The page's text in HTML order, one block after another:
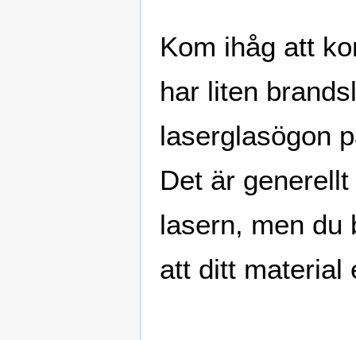
Kom ihåg att
har liten
laserglasögon
Det är
lasern, men du
att ditt material